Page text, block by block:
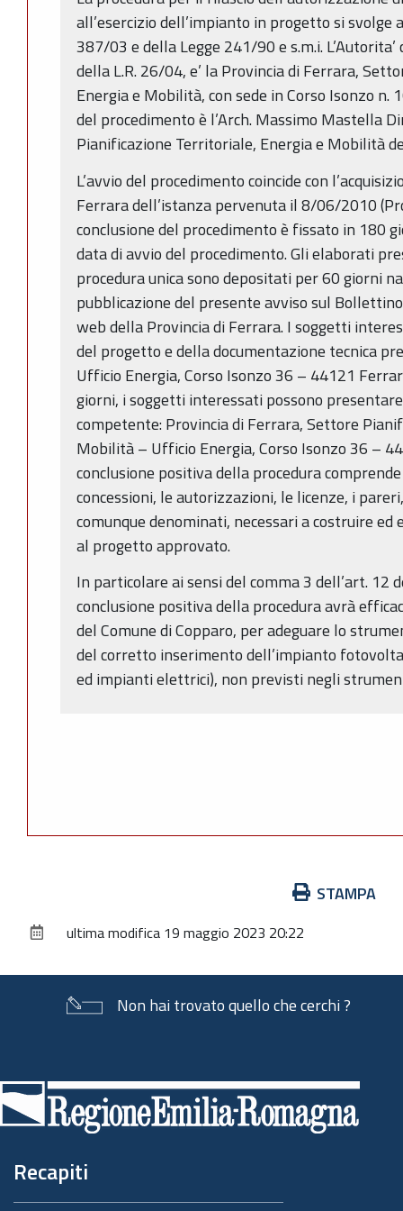
all’esercizio dell’impianto in progetto si svolge
387/03 e della Legge 241/90 e s.m.i.
della L.R. 26/04, e’ la Provincia di Ferrara,
Energia e Mobilità, con sede in Corso Isonzo
del procedimento è l’Arch. Massimo Mastella
Pianificazione Territoriale, Energia e Mobilità
L’avvio del procedimento coincide con
Ferrara dell’istanza pervenuta il 8/06/2010
conclusione del procedimento è fissato in 180
data di avvio del procedimento. Gli elaborati
procedura unica sono depositati per 60 giorni
pubblicazione del presente avviso sul
web della Provincia di Ferrara. I soggetti
del progetto e della documentazione tecnica
Ufficio Energia, Corso Isonzo 36 – 44121
giorni, i soggetti interessati possono
competente: Provincia di Ferrara, Settore
Mobilità – Ufficio Energia, Corso Isonzo 36 –
conclusione positiva della procedura
concessioni, le autorizzazioni, le licenze, i
comunque denominati, necessari a costruire
al progetto approvato.
In particolare ai sensi del comma 3 dell’art. 12
conclusione positiva della procedura avrà
del Comune di Copparo, per adeguare lo
del corretto inserimento dell’impianto
ed impianti elettrici), non previsti negli
documento
STAMPA
ultima modifica 19 maggio 2023 20:22
Non hai trovato quello che cerchi ?
di
pagina
Recapiti